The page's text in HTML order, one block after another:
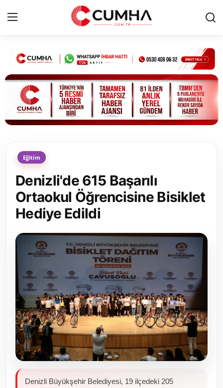
Kurumsal
Cumhurbaşkanlığı
Bakanlıklar
Siyasi Partiler
Yerel Yönetimler
Mülki İdare
Toplum ve Yaşam
Sivil Toplum Kuruluşları
Kamu Kurumları ve Üst Kurullar
Resmi Reklamlar
Eğitim
Denizli'de 615 Başarılı
Ortaokul Öğrencisine Bisiklet
Hediye Edildi
Denizli Büyükşehir Belediyesi, 19 ilçedeki 205